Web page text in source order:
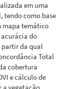
em uma
tendo como base
mapa temático
do
partir da qual
Total
cobertura
e cálculo de